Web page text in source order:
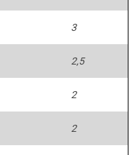
3
2,5
2
2